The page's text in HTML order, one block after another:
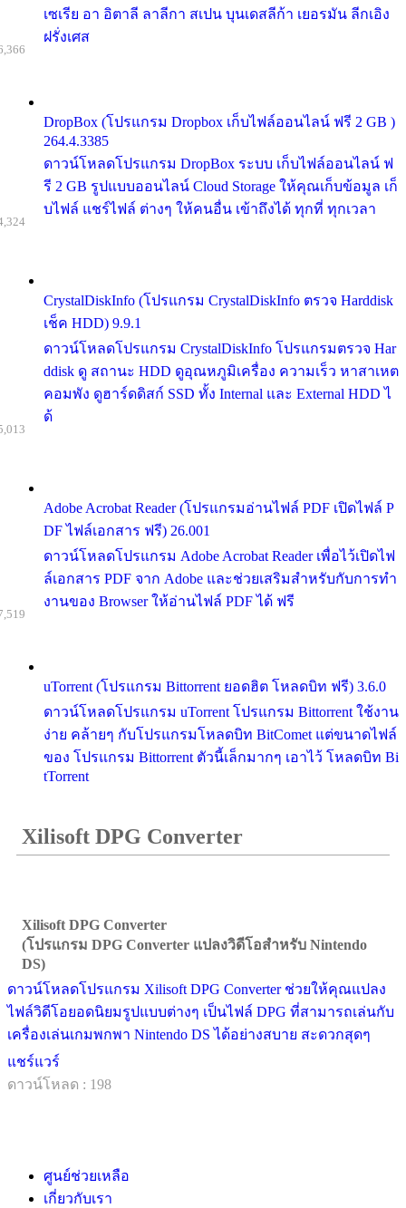
เซเรีย อา อิตาลี ลาลีกา สเปน บุนเดสลีก้า เยอรมัน ลีกเอิง
ฝรั่งเศส
DropBox (โปรแกรม Dropbox เก็บไฟล์ออนไลน์ ฟรี 2 GB )
264.4.3385
ดาวน์โหลดโปรแกรม DropBox ระบบ เก็บไฟล์ออนไลน์ ฟ
รี 2 GB รูปแบบออนไลน์ Cloud Storage ให้คุณเก็บข้อมูล เก็
บไฟล์ แชร์ไฟล์ ต่างๆ ให้คนอื่น เข้าถึงได้ ทุกที่ ทุกเวลา
CrystalDiskInfo (โปรแกรม CrystalDiskInfo ตรวจ Harddisk
เช็ค HDD) 9.9.1
ดาวน์โหลดโปรแกรม CrystalDiskInfo โปรแกรมตรวจ Har
ddisk ดู สถานะ HDD ดูอุณหภูมิเครื่อง ความเร็ว หาสาเหต
คอมพัง ดูฮาร์ดดิสก์ SSD ทั้ง Internal และ External HDD ไ
ด้
Adobe Acrobat Reader (โปรแกรมอ่านไฟล์ PDF เปิดไฟล์ P
DF ไฟล์เอกสาร ฟรี) 26.001
ดาวน์โหลดโปรแกรม Adobe Acrobat Reader เพื่อไว้เปิดไฟ
ล์เอกสาร PDF จาก Adobe และช่วยเสริมสำหรับกับการทำ
งานของ Browser ให้อ่านไฟล์ PDF ได้ ฟรี
uTorrent (โปรแกรม Bittorrent ยอดฮิต โหลดบิท ฟรี) 3.6.0
ดาวน์โหลดโปรแกรม uTorrent โปรแกรม Bittorrent ใช้งาน
ง่าย คล้ายๆ กับโปรแกรมโหลดบิท BitComet แต่ขนาดไฟล์
ของ โปรแกรม Bittorrent ตัวนี้เล็กมากๆ เอาไว้ โหลดบิท Bi
tTorrent
Xilisoft DPG Converter
Xilisoft DPG Converter
(โปรแกรม DPG Converter แปลงวิดีโอสำหรับ Nintendo
DS)
ดาวน์โหลดโปรแกรม Xilisoft DPG Converter ช่วยให้คุณแปลง
ไฟล์วิดีโอยอดนิยมรูปแบบต่างๆ เป็นไฟล์ DPG ที่สามารถเล่นกับ
เครื่องเล่นเกมพกพา Nintendo DS ได้อย่างสบาย สะดวกสุดๆ
แชร์แวร์
ดาวน์โหลด : 198
ศูนย์ช่วยเหลือ
เกี่ยวกับเรา